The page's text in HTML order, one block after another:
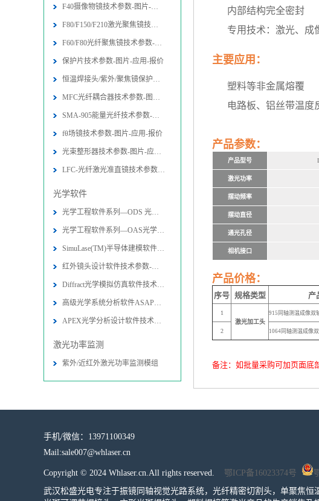
F40摄像物镜技术参数-图片-应用-报价
F80/F150/F210激光聚焦镜技术参数-
F60/F80光纤聚焦镜技术参数-图片-应
保护片技术参数-图片-应用-报价
恒温焊接头/紫外/聚焦镜保护片技术参
MFC光纤耦合器技术参数-图片-应用-报
SMA-905能量光纤技术参数-图片-应用
fθ场镜技术参数-图片-应用-报价
光束整形器技术参数-图片-应用-报价
LFC-光纤激光准直镜技术参数-图片-应
光学软件
光学工程软件系列—ODS 光学设计软件
光学工程软件系列—OAS光学软件
SimuLase(TM)半导体建模软件技术参
红外镜头设计软件技术参数-图片-应用
Diffract光学模拟仿真软件技术参数
高级光学系统分析软件ASAP技术参数-
APEX光学分析设计软件技术参数-图片
激光功率监测
紫外/近红外激光功率监测模组
内部结构完全密封
专用技术：激光、成
主要应用：
塑料等非金属熔覆
电路板、铝丝带温度
产品参数：
产品型号
激光功率
摆动频率
摆动直径
通光孔径
相机接口
产品价格：
序号 规格类型 产
1
激光加工头
915同轴测温成像双
2 1064同轴测温成像
备注：如批量采购可加页面底
手机/微信：13971100349
Mail:sale007@whlaser.cn
Copyright © 2024 Whlaser.cn.All rights reserved. 鄂ICP备16023374号
武汉松盛光电专注于振镜同轴视觉光路系统，光纤精密切割头，单聚焦恒